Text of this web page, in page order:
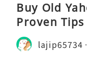
Buy Old
Proven
lajip65734